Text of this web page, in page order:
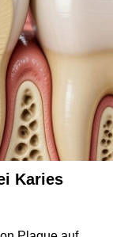
Karies